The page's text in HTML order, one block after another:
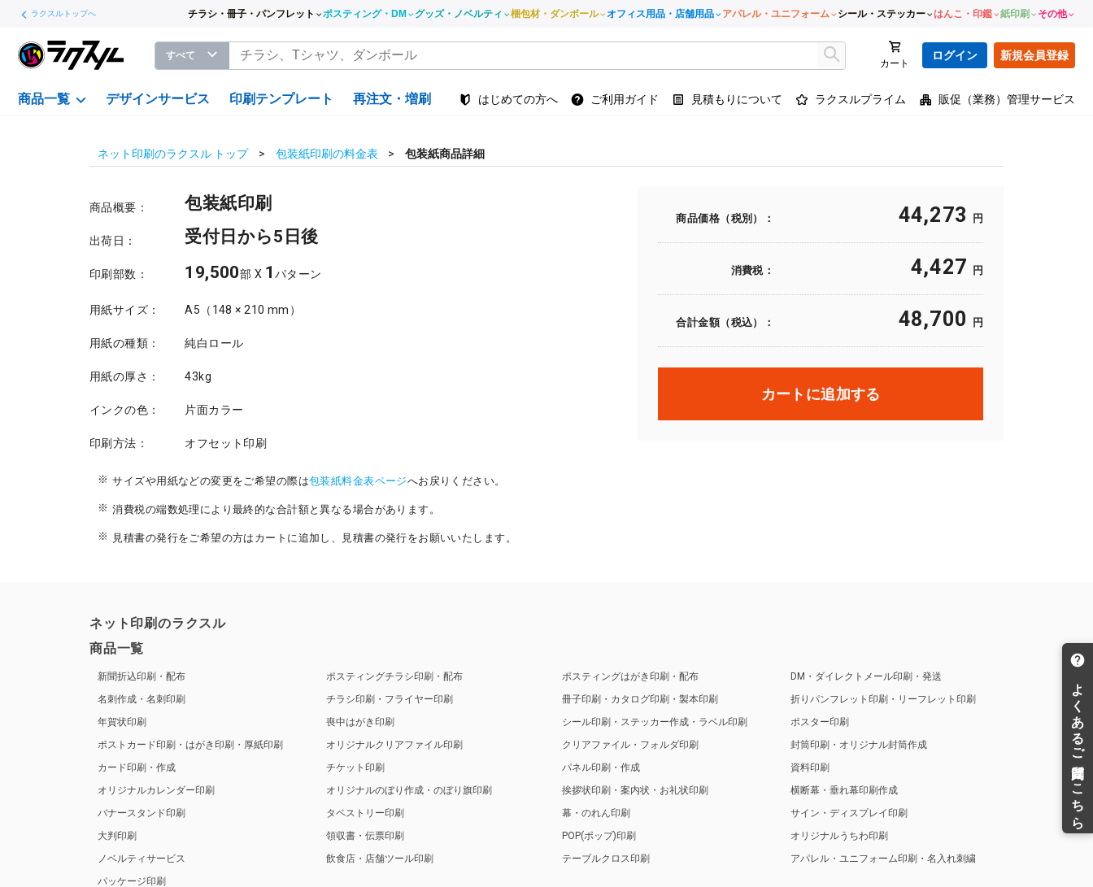
ラクスルトップへ チラシ・冊子・パンフレット ポスティング・DM グッズ・ノベルティ 梱包材・ダンボール オフィス用品・店舗用品 アパレル・ユニフォーム シール・ステッカー はんこ・印鑑 紙印刷 その他
すべて
カート
ログイン 新規会員登録
商品一覧 デザインサービス 印刷テンプレート 再注文・増刷 はじめての方へ ご利用ガイド 見積もりについて ラクスルプライム 販促（業務）管理サービス
ネット印刷のラクスル トップ 包装紙印刷の料金表 包装紙商品詳細
商品概要： 包装紙印刷
出荷日： 受付日から5日後
印刷部数： 19,500部 X 1 パターン
用紙サイズ： A5（148 × 210 mm）
用紙の種類： 純白ロール
用紙の厚さ： 43kg
インクの色： 片面カラー
印刷方法： オフセット印刷
サイズや用紙などの変更をご希望の際は包装紙料金表ページへお戻りください。
消費税の端数処理により最終的な合計額と異なる場合があります。
見積書の発行をご希望の方はカートに追加し、見積書の発行をお願いいたします。
商品価格（税別）： 44,273 円
消費税： 4,427 円
合計金額（税込）： 48,700 円
カートに追加する
ネット印刷のラクスル
商品一覧
新聞折込印刷・配布
名刺作成・名刺印刷
年賀状印刷
ポストカード印刷・はがき印刷・厚紙印刷
カード印刷・作成
オリジナルカレンダー印刷
バナースタンド印刷
大判印刷
ノベルティサービス
パッケージ印刷
ポスティングチラシ印刷・配布
チラシ印刷・フライヤー印刷
喪中はがき印刷
オリジナルクリアファイル印刷
チケット印刷
オリジナルのぼり作成・のぼり旗印刷
タペストリー印刷
領収書・伝票印刷
飲食店・店舗ツール印刷
ポスティングはがき印刷・配布
冊子印刷・カタログ印刷・製本印刷
シール印刷・ステッカー作成・ラベル印刷
クリアファイル・フォルダ印刷
パネル印刷・作成
挨拶状印刷・案内状・お礼状印刷
幕・のれん印刷
POP(ポップ)印刷
テーブルクロス印刷
DM・ダイレクトメール印刷・発送
折りパンフレット印刷・リーフレット印刷
ポスター印刷
封筒印刷・オリジナル封筒作成
資料印刷
横断幕・垂れ幕印刷作成
サイン・ディスプレイ印刷
オリジナルうちわ印刷
アパレル・ユニフォーム印刷・名入れ刺繍